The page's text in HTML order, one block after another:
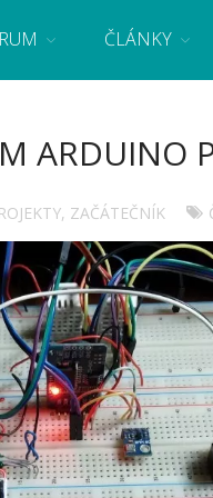
se základy programování a
ČLÁNKY
ARDUINO
, ZAČÁTEČNÍK